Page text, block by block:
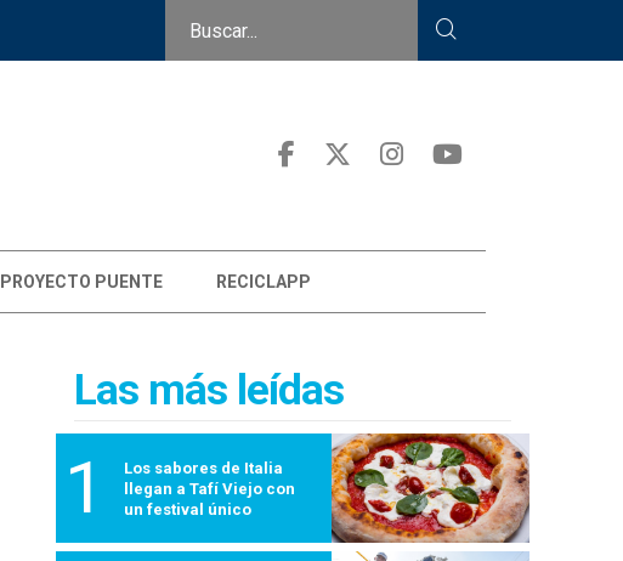
PROYECTO PUENTE RECICLAPP
Las más leídas
1
Los sabores de Italia
llegan a Tafí Viejo con
un festival único